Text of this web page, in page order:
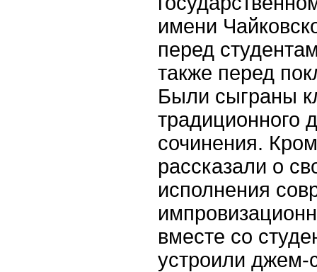
имени
перед
также перед
Были сыграны
традиционного
сочинения.
рассказали о
исполнения
вместе со
устроили джем-